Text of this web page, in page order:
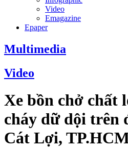
Video
Emagazine
Epaper
Multimedia
Video
Xe bồn chở chất
cháy dữ dội trên
Cát Lợi,